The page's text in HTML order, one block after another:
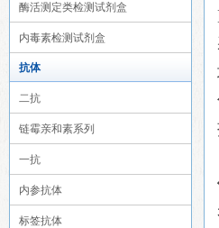
酶活测定类检测试剂盒
内毒素检测试剂盒
抗体
二抗
链霉亲和素系列
一抗
内参抗体
标签抗体